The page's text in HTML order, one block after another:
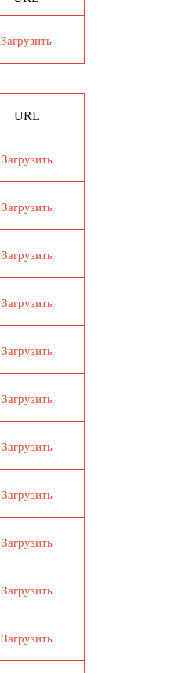
Загрузить
URL
Загрузить
Загрузить
Загрузить
Загрузить
Загрузить
Загрузить
Загрузить
Загрузить
Загрузить
Загрузить
Загрузить